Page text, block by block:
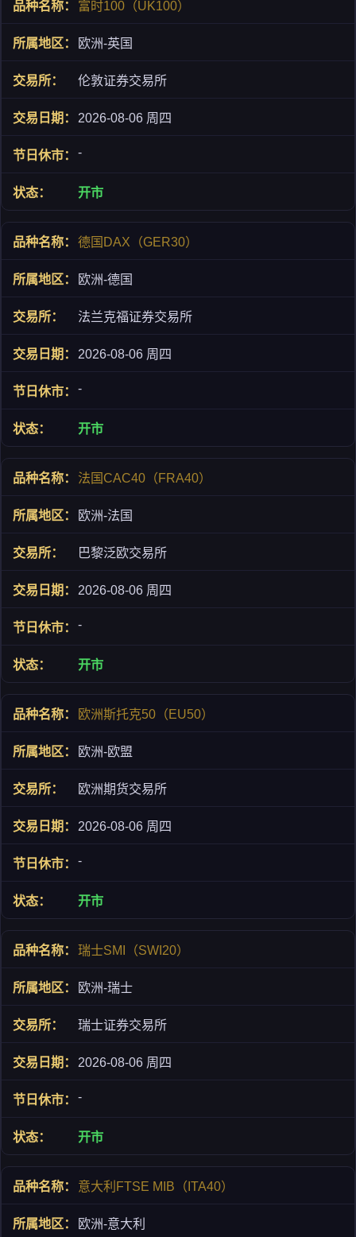
富时100（UK100）
欧洲-英国
伦敦证券交易所
2026-08-06 周四
-
开市
德国DAX（GER30）
欧洲-德国
法兰克福证券交易所
2026-08-06 周四
-
开市
法国CAC40（FRA40）
欧洲-法国
巴黎泛欧交易所
2026-08-06 周四
-
开市
欧洲斯托克50（EU50）
欧洲-欧盟
欧洲期货交易所
2026-08-06 周四
-
开市
瑞士SMI（SWI20）
欧洲-瑞士
瑞士证券交易所
2026-08-06 周四
-
开市
意大利FTSE MIB（ITA40）
欧洲-意大利